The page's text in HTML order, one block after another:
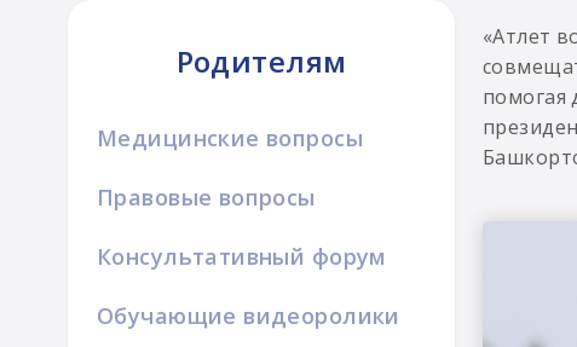
Родителям
Медицинские вопросы
Правовые вопросы
Консультативный форум
Обучающие видеоролики
«Атлет
помогая